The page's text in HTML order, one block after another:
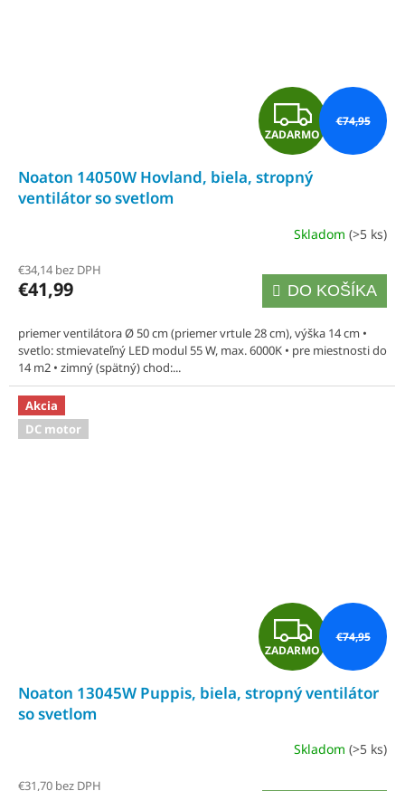
Z
A
D
A
R
M
O
ZADARMO
€74,95
Noaton 14050W Hovland, biela, stropný
ventilátor so svetlom
hodnotenie
produktu
5,0
z
5
hviezdičiek.
Skladom(>5 ks)
€34,14 bez DPH
€41,99 DO KOŠÍKA
priemer ventilátora Ø 50 cm (priemer vrtule 28 cm), výška 14 cm •
svetlo: stmievateľný LED modul 55 W, max. 6000K • pre miestnosti do
14 m2 • zimný (spätný) chod:...
Akcia
DC motor
Z
A
D
A
R
ZADARMO
€74,95
Noaton 13045W Puppis, biela, stropný ventilátor
so svetlom
hodnotenie
Skladom(>5 ks)
€31,70 bez DPH